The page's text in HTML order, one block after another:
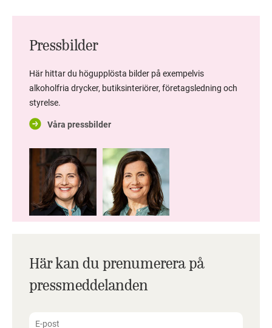
Pressbilder
Här hittar du högupplösta bilder på exempelvis
alkoholfria drycker, butiksinteriörer, företagsledning och
styrelse.
Våra pressbilder
Här kan du prenumerera på
pressmeddelanden